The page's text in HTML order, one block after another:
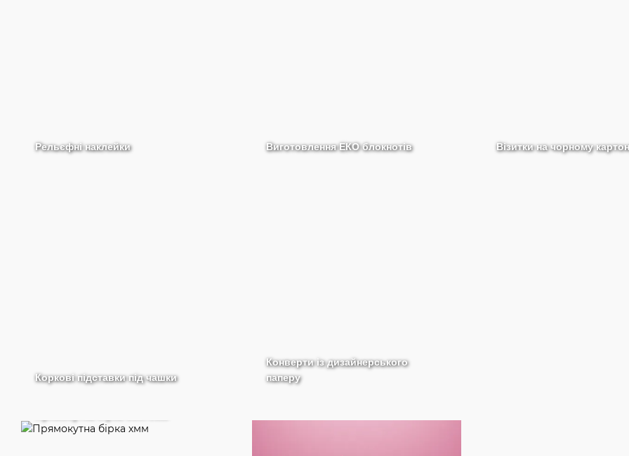
Рельєфні наклейки Виготовлення ЕКО блокнотів
Коркові підставки під чашки
Конверти із дизайнерського
паперу
Візитки на чорному